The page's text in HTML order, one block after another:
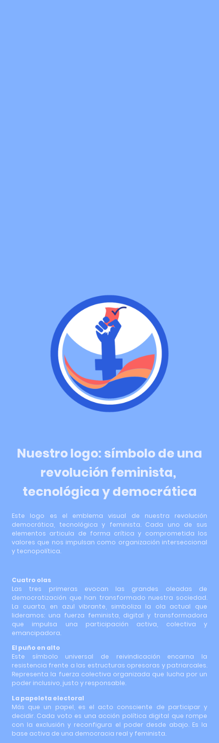
Nuestro logo: símbolo de una
revolución feminista,
tecnológica y democrática
Este logo es el emblema visual de nuestra revolución
democrática, tecnológica y feminista. Cada uno de sus
elementos articula de forma crítica y comprometida los
valores que nos impulsan como organización interseccional
y tecnopolítica.
Cuatro olas
Las tres primeras evocan las grandes oleadas de
democratización que han transformado nuestra sociedad.
La cuarta, en azul vibrante, simboliza la ola actual que
lideramos: una fuerza feminista, digital y transformadora
que impulsa una participación activa, colectiva y
emancipadora.
El puño en alto
Este símbolo universal de reivindicación encarna la
resistencia frente a las estructuras opresoras y patriarcales.
Representa la fuerza colectiva organizada que lucha por un
poder inclusivo, justo y responsable.
La papeleta electoral
Más que un papel, es el acto consciente de participar y
decidir. Cada voto es una acción política digital que rompe
con la exclusión y reconfigura el poder desde abajo. Es la
base activa de una democracia real y feminista.